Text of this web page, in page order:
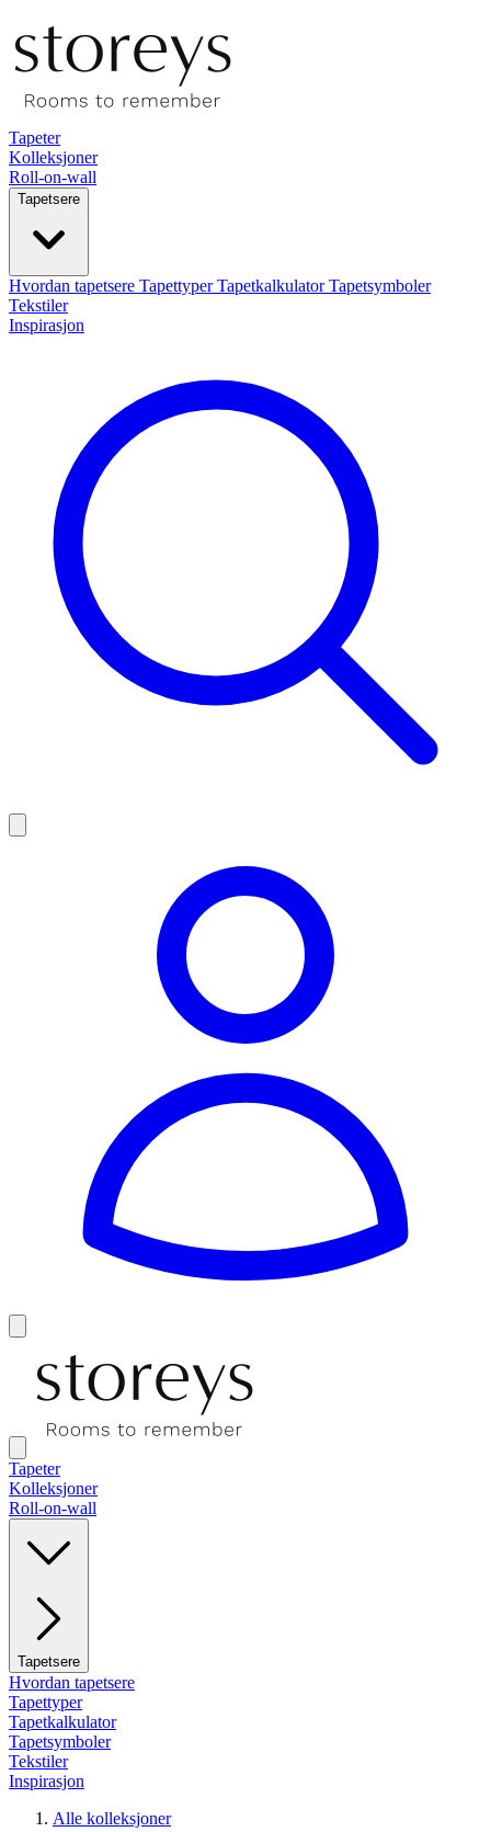
Tapeter
Kolleksjoner
Roll-on-wall
Tapetsere
Hvordan tapetsere TapettyperTapetkalkulatorTapetsymboler
Tekstiler
Inspirasjon
Tapeter
Kolleksjoner
Roll-on-wall
Tapetsere
Hvordan tapetsere
Tapettyper
Tapetkalkulator
Tapetsymboler
Tekstiler
Inspirasjon
Alle kolleksjoner